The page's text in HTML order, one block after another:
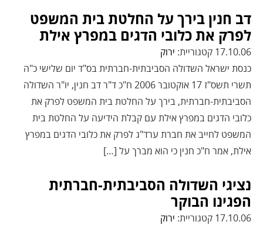
דב חנין בירך על החלטת בית המשפט
לפרק את כלובי הדגים במפרץ אילת
17.10.06 קטגוריית:
ירוק
כנסת ישראל השדולה הסביבתית-חברתית בס"ד ‏יום שלישי כ"ה
תשרי תשס"ז ‏17 אוקטובר 2006 ח"כ ד"ר דב חנין, יו"ר השדולה
הסביבתית-חברתית, בירך על החלטת בית המשפט לפרק את
כלובי הדגים במפרץ אילת עם קבלת הידיעה על החלטת בית
המשפט לחייב את חברת ערד"ג לפרק את כלובי הדגים במפרץ
אילת, אמר ח"כ חנין כי הוא מברך על […]
נציגי השדולה הסביבתית-חברתית
הפגינו הבוקר
17.10.06 קטגוריית:
ירוק